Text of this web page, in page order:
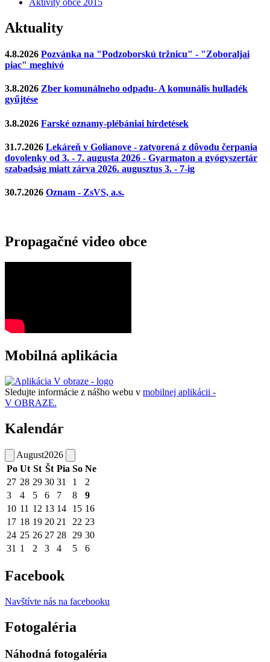
Aktivity obce 2015
Aktuality
4.8.2026 Pozvánka na "Podzoborskú tržnicu" - "Zoboraljai
piac" meghívó
3.8.2026 Zber komunálneho odpadu- A komunális hulladék
gyűjtése
3.8.2026 Farské oznamy-plébániai hírdetések
31.7.2026 Lekáreň v Golianove - zatvorená z dôvodu čerpania
dovolenky od 3. - 7. augusta 2026 - Gyarmaton a gyógyszertár
szabadság miatt zárva 2026. augusztus 3. - 7-ig
30.7.2026 Oznam - ZsVS, a.s.
Propagačné video obce
Mobilná aplikácia
Sledujte informácie z nášho webu v mobilnej aplikácii -
V OBRAZE.
Kalendár
August2026
Po Ut St Št Pia So Ne
27 28 29 30 31 1
2
3
4 5 6 7 8
9
10 11 12 13 14 15 16
17 18 19 20 21 22 23
24 25 26 27 28 29 30
31 1 2 3 4 5 6
Facebook
Navštívte nás na facebooku
Fotogaléria
Náhodná fotogaléria